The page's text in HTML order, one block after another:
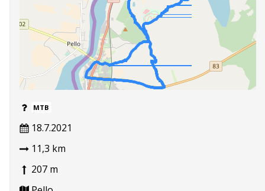
MTB
18.7.2021
11,3 km
207 m